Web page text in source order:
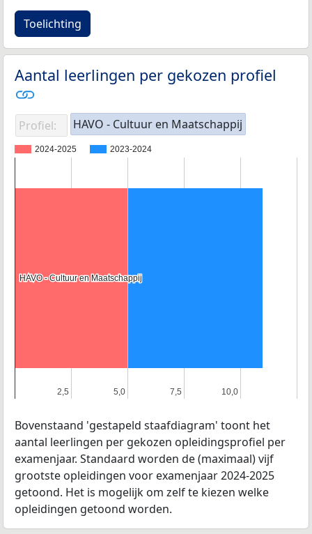
Toelichting
Aantal leerlingen per gekozen profiel
Profiel: HAVO - Cultuur en Maatschappij
2024-2025 2023-2024
2,5
2,5 5,0
5,0 7,5
7,5 10,0
10,0
HAVO - Cultuur en Maatschappij
HAVO - Cultuur en Maatschappij
Bovenstaand 'gestapeld staafdiagram' toont het
aantal leerlingen per gekozen opleidingsprofiel per
examenjaar. Standaard worden de (maximaal) vijf
grootste opleidingen voor examenjaar 2024-2025
getoond. Het is mogelijk om zelf te kiezen welke
opleidingen getoond worden.